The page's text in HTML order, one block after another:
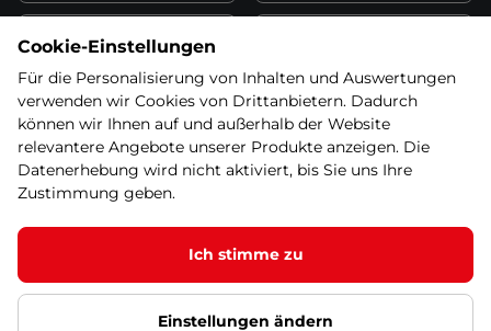
Datenschutzerklärung
Wiederufsbelehrung mit Link
zum Formular
Batterieentsorgung
Informationen zu Elektro-
und Elektonikgeräten
Widerruf erklären
© 2026 SEVEN SPORT s.r.o Alle Rechte vorbehalten1
Cookie-Einstellungen
Für die Personalisierung von Inhalten und Auswertungen
verwenden wir Cookies von Drittanbietern. Dadurch
können wir Ihnen auf und außerhalb der Website
relevantere Angebote unserer Produkte anzeigen. Die
Datenerhebung wird nicht aktiviert, bis Sie uns Ihre
Zustimmung geben.
Ich stimme zu
Einstellungen ändern